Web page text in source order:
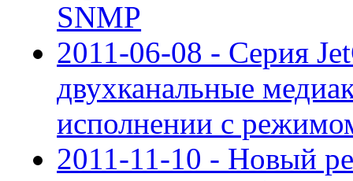
SNMP
2011-06-08 - Серия
двухканальные
исполнении с
2011-11-10 - Новый